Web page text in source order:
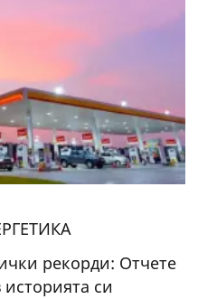
рекорди: Отчете
си